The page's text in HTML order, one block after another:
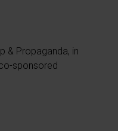
& Propaganda, in
sponsored